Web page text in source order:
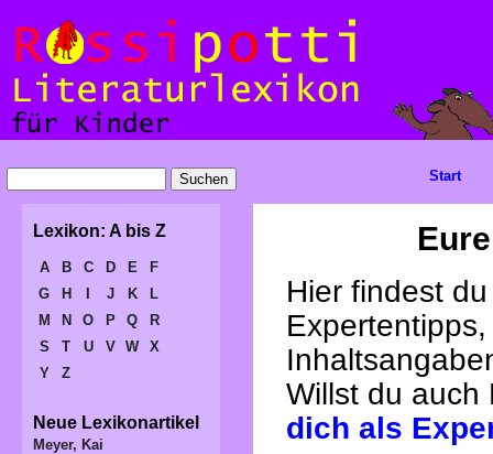
Hier findest
Willst du
dich als
Start
Lexikon: A bis Z
A B C D E
F
G
H J K
L
M
N O P Q
R
S
T U V W
X
Y
Z
Neue Lexikonartikel
Meyer, Kai